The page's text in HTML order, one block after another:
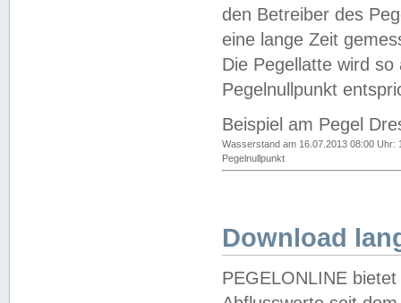
den Betreiber des
eine lange Zeit
Die Pegellatte wird
Pegelnullpunkt
Beispiel am Pegel
Wasserstand am 16.07.2013 08:00 Uhr:
Pegelnullpunkt
Download
PEGELONLINE